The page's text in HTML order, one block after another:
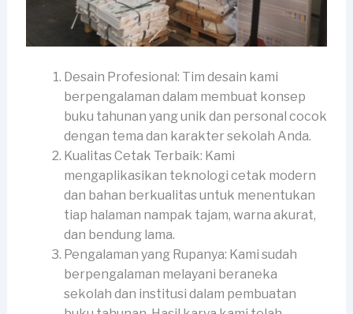
Desain Profesional: Tim desain kami
berpengalaman dalam membuat konsep
buku tahunan yang unik dan personal cocok
dengan tema dan karakter sekolah Anda.
Kualitas Cetak Terbaik: Kami
mengaplikasikan teknologi cetak modern
dan bahan berkualitas untuk menentukan
tiap halaman nampak tajam, warna akurat,
dan bendung lama.
Pengalaman yang Rupanya: Kami sudah
berpengalaman melayani beraneka
sekolah dan institusi dalam pembuatan